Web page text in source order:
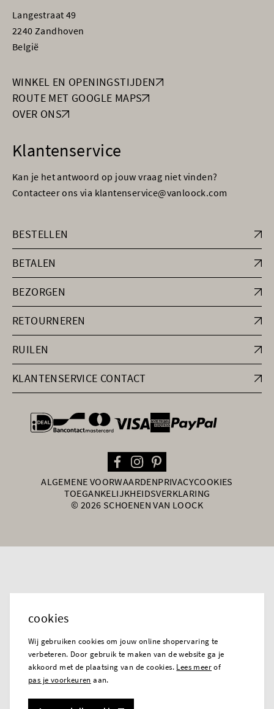
Langestraat 49
2240 Zandhoven
België
WINKEL EN OPENINGSTIJDEN
ROUTE MET GOOGLE MAPS
OVER ONS
Klantenservice
Kan je het antwoord op jouw vraag niet vinden?
Contacteer ons via klantenservice@vanloock.com
BESTELLEN
BETALEN
BEZORGEN
RETOURNEREN
RUILEN
KLANTENSERVICE CONTACT
general.paymentOptions
ALGEMENE VOORWAARDENPRIVACYCOOKIES
TOEGANKELIJKHEIDSVERKLARING
© 2026 SCHOENEN VAN LOOCK
cookies
Wij gebruiken cookies om jouw online shopervaring te
verbeteren. Door gebruik te maken van de website ga je
akkoord met de plaatsing van de cookies. Lees meerof
pas je voorkeuren aan.